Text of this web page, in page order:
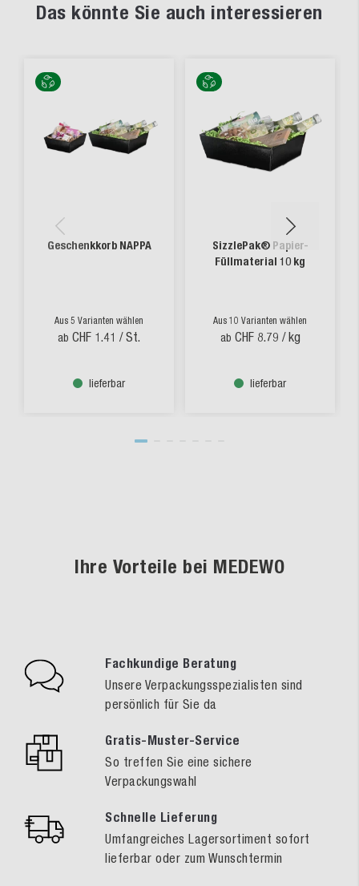
Das könnte Sie auch interessieren
Geschenkkorb NAPPA
Aus 5 Varianten wählen
ab CHF 1.41 / St.
lieferbar
SizzlePak® Papier-
Füllmaterial 10 kg
Aus 10 Varianten wählen
ab CHF 8.79 / kg
lieferbar
Ihre Vorteile bei MEDEWO
Fachkundige Beratung
Unsere Verpackungsspezialisten sind
persönlich für Sie da
Gratis-Muster-Service
So treffen Sie eine sichere
Verpackungswahl
Schnelle Lieferung
Umfangreiches Lagersortiment sofort
lieferbar oder zum Wunschtermin